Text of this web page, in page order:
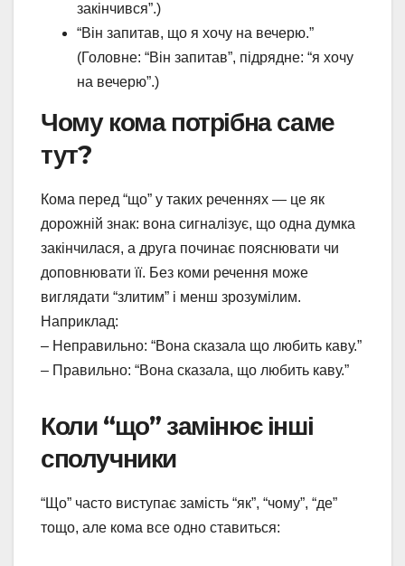
закінчився”.)
“Він запитав, що я хочу на вечерю.”
(Головне: “Він запитав”, підрядне: “я хочу
на вечерю”.)
Чому кома потрібна саме
тут?
Кома перед “що” у таких реченнях — це як
дорожній знак: вона сигналізує, що одна думка
закінчилася, а друга починає пояснювати чи
доповнювати її. Без коми речення може
виглядати “злитим” і менш зрозумілим.
Наприклад:
– Неправильно: “Вона сказала що любить каву.”
– Правильно: “Вона сказала, що любить каву.”
Коли “що” замінює інші
сполучники
“Що” часто виступає замість “як”, “чому”, “де”
тощо, але кома все одно ставиться: